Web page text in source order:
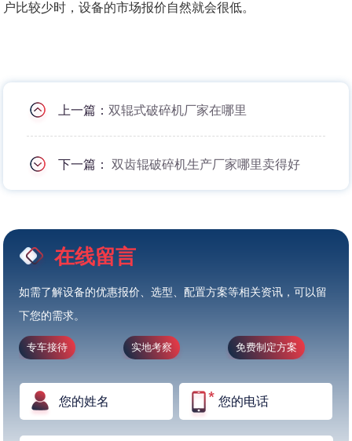
户比较少时，设备的市场报价自然就会很低。
上一篇：双辊式破碎机厂家在哪里
下一篇：双齿辊破碎机生产厂家哪里卖得好
在线留言
如需了解设备的优惠报价、选型、配置方案等相关资讯，可以留
下您的需求。
专车接待 实地考察 免费制定方案